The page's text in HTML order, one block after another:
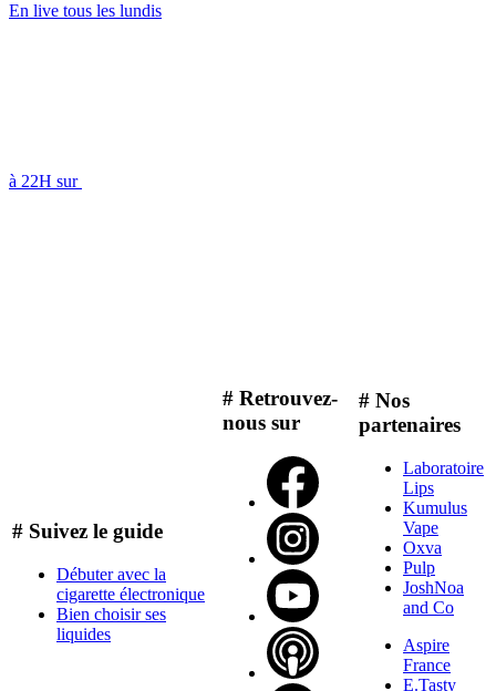
En live tous les lundis
à 22H sur
# Suivez le guide
Débuter avec la
cigarette électronique
Bien choisir ses
liquides
# Retrouvez-
nous sur
# Nos
partenaires
Laboratoire
Lips
Kumulus
Vape
Oxva
Pulp
JoshNoa
and Co
Aspire
France
E.Tasty